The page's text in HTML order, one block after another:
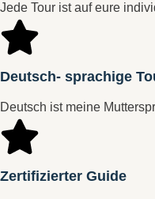
Jede Tour ist auf eure
Deutsch- sprachige
Deutsch ist meine
Zertifizierter Guide